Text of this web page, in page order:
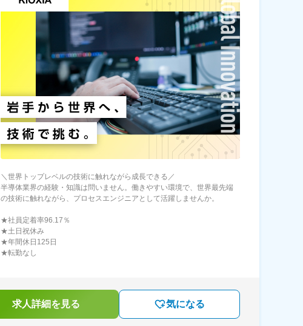
＼世界トップレベルの技術に触れながら成長できる／
半導体業界の経験・知識は問いません。働きやすい環境で、世界最先端
の技術に触れながら、プロセスエンジニアとして活躍しませんか。
★社員定着率96.17％
★土日祝休み
★年間休日125日
★転勤なし
求人詳細を見る 気になる